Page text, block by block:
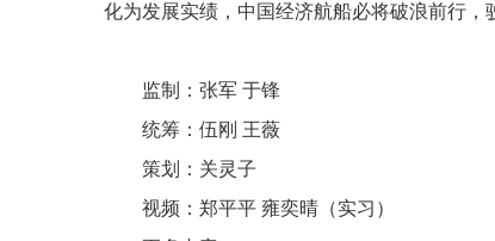
化为发展实绩，中国经济航船必将破浪前行，
监制：张军 于锋
统筹：伍刚 王薇
策划：关灵子
视频：郑平平 雍奕晴（实习）